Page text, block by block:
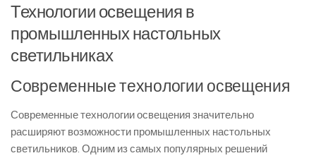
Технологии освещения в
промышленных настольных
светильниках
Современные технологии освещения
Современные технологии освещения значительно
расширяют возможности промышленных настольных
светильников. Одним из самых популярных решений